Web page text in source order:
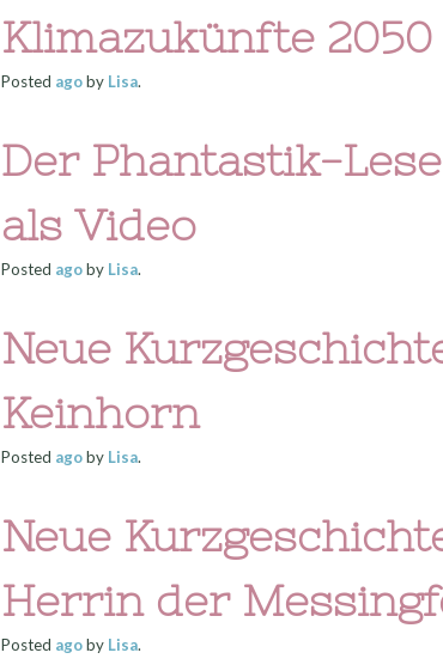
Klimazukünfte 2050
Posted agoby Lisa.
Der Phantastik-
als Video
Posted agoby Lisa.
Neue
Keinhorn
Posted agoby Lisa.
Neue
Herrin der
Posted agoby Lisa.